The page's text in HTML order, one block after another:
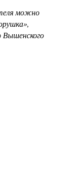
можно
Вышенского